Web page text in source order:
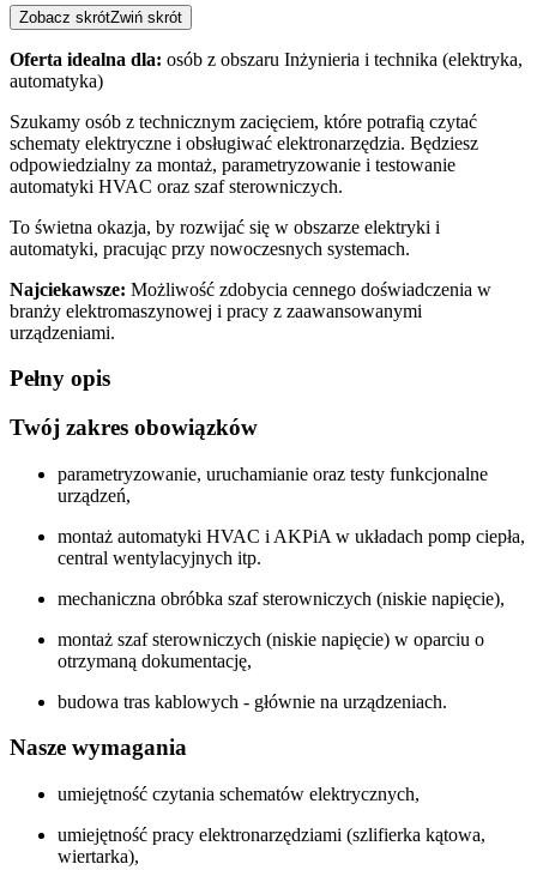
Zobacz skrótZwiń skrót
Oferta idealna dla: osób z obszaru Inżynieria i technika (elektryka,
automatyka)
Szukamy osób z technicznym zacięciem, które potrafią czytać
schematy elektryczne i obsługiwać elektronarzędzia. Będziesz
odpowiedzialny za montaż, parametryzowanie i testowanie
automatyki HVAC oraz szaf sterowniczych.
To świetna okazja, by rozwijać się w obszarze elektryki i
automatyki, pracując przy nowoczesnych systemach.
Najciekawsze: Możliwość zdobycia cennego doświadczenia w
branży elektromaszynowej i pracy z zaawansowanymi
urządzeniami.
Pełny opis
Twój zakres obowiązków
parametryzowanie, uruchamianie oraz testy funkcjonalne
urządzeń,
montaż automatyki HVAC i AKPiA w układach pomp ciepła,
central wentylacyjnych itp.
mechaniczna obróbka szaf sterowniczych (niskie napięcie),
montaż szaf sterowniczych (niskie napięcie) w oparciu o
otrzymaną dokumentację,
budowa tras kablowych - głównie na urządzeniach.
Nasze wymagania
umiejętność czytania schematów elektrycznych,
umiejętność pracy elektronarzędziami (szlifierka kątowa,
wiertarka),